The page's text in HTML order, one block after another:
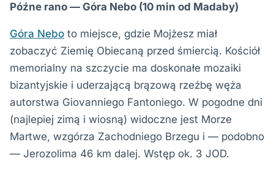
Późne rano — Góra Nebo (10 min od Madaby)
Góra Nebo to miejsce, gdzie Mojżesz miał
zobaczyć Ziemię Obiecaną przed śmiercią. Kościół
memorialny na szczycie ma doskonałe mozaiki
bizantyjskie i uderzającą brązową rzeźbę węża
autorstwa Giovanniego Fantoniego. W pogodne dni
(najlepiej zimą i wiosną) widoczne jest Morze
Martwe, wzgórza Zachodniego Brzegu i — podobno
— Jerozolima 46 km dalej. Wstęp ok. 3 JOD.